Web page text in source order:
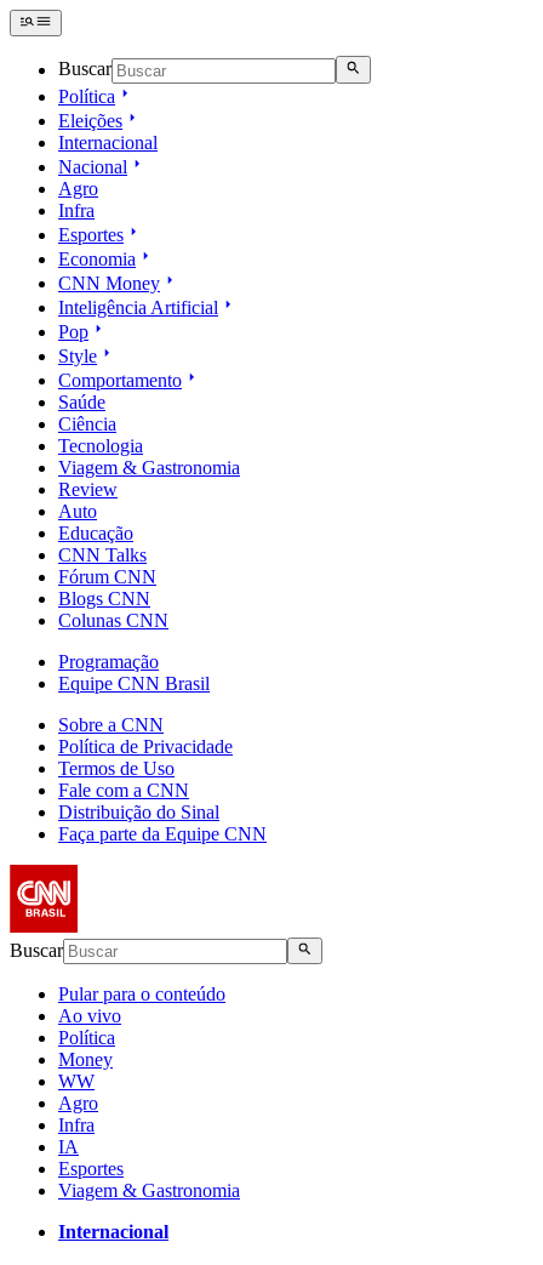
Buscar
Política
Eleições
Internacional
Nacional
Agro
Infra
Esportes
Economia
CNN Money
Inteligência Artificial
Pop
Style
Comportamento
Saúde
Ciência
Tecnologia
Viagem & Gastronomia
Review
Auto
Educação
CNN Talks
Fórum CNN
Blogs CNN
Colunas CNN
Programação
Equipe CNN Brasil
Sobre a CNN
Política de Privacidade
Termos de Uso
Fale com a CNN
Distribuição do Sinal
Faça parte da Equipe CNN
Buscar
Pular para o conteúdo
Ao vivo
Política
Money
WW
Agro
Infra
IA
Esportes
Viagem & Gastronomia
Internacional